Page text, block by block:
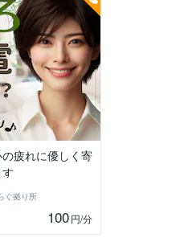
疲れに優しく寄
ぐ拠り所
100円/分